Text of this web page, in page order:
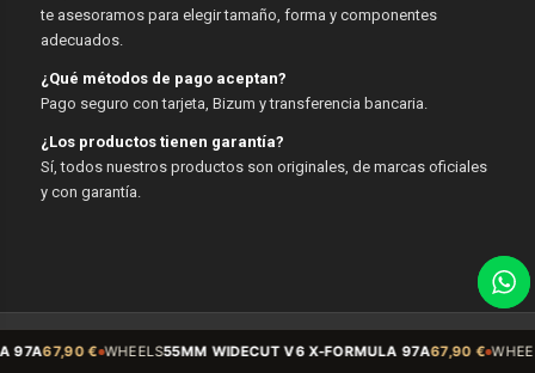
te asesoramos para elegir tamaño, forma y componentes
adecuados.
¿Qué métodos de pago aceptan?
Pago seguro con tarjeta, Bizum y transferencia bancaria.
¿Los productos tienen garantía?
Sí, todos nuestros productos son originales, de marcas oficiales
y con garantía.
© Copyright - State BCN - 2026
55MM WIDECUT V6 X-FORMULA 97A67,90 € WHEELSSidecut